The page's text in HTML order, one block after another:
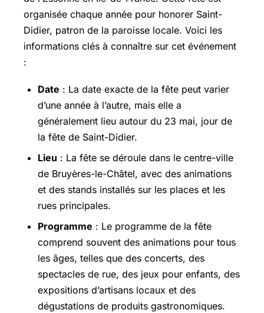
organisée chaque année pour honorer Saint-
Didier, patron de la paroisse locale. Voici les
informations clés à connaître sur cet événement
:
Date : La date exacte de la fête peut varier
d’une année à l’autre, mais elle a
généralement lieu autour du 23 mai, jour de
la fête de Saint-Didier.
Lieu : La fête se déroule dans le centre-ville
de Bruyères-le-Châtel, avec des animations
et des stands installés sur les places et les
rues principales.
Programme : Le programme de la fête
comprend souvent des animations pour tous
les âges, telles que des concerts, des
spectacles de rue, des jeux pour enfants, des
expositions d’artisans locaux et des
dégustations de produits gastronomiques.